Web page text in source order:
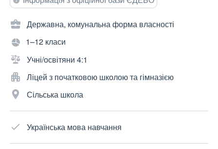
Державна, комунальна форма власності
1–12 класи
Учні/освітяни 4:1
Ліцей з початковою школою та гімназією
Сільська школа
Українська мова навчання